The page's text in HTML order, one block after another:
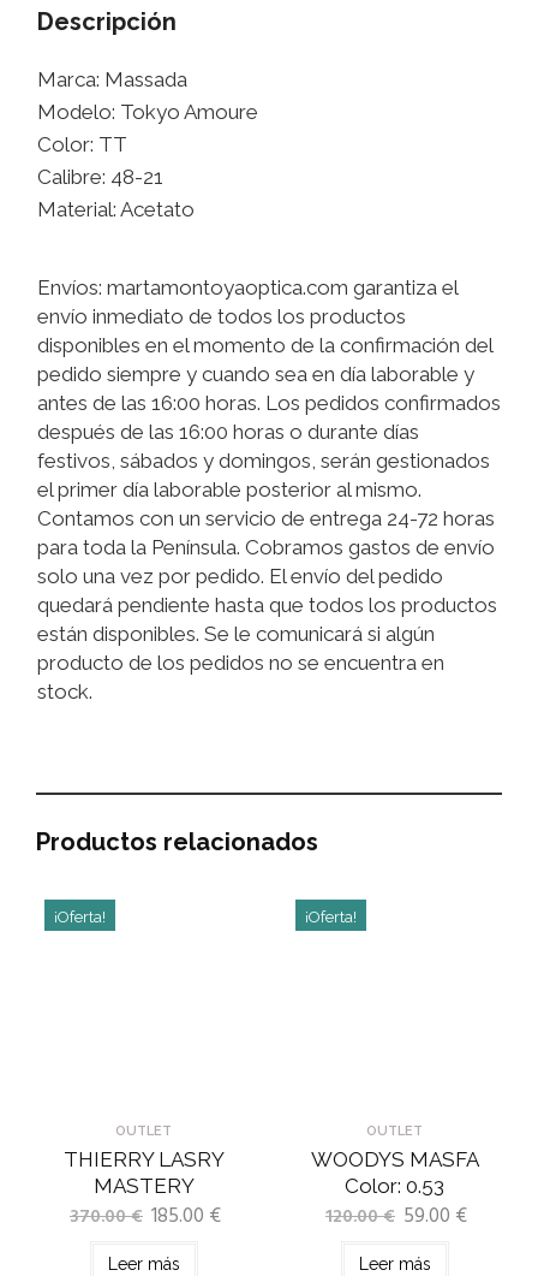
Descripción
Marca: Massada
Modelo: Tokyo Amoure
Color: TT
Calibre: 48-21
Material: Acetato
Envíos: martamontoyaoptica.com garantiza el
envío inmediato de todos los productos
disponibles en el momento de la confirmación del
pedido siempre y cuando sea en día laborable y
antes de las 16:00 horas. Los pedidos confirmados
después de las 16:00 horas o durante días
festivos, sábados y domingos, serán gestionados
el primer día laborable posterior al mismo.
Contamos con un servicio de entrega 24-72 horas
para toda la Península. Cobramos gastos de envío
solo una vez por pedido. El envío del pedido
quedará pendiente hasta que todos los productos
están disponibles. Se le comunicará si algún
producto de los pedidos no se encuentra en
stock.
Productos relacionados
OUTLET
THIERRY LASRY
MASTERY
370.00€ 185.00 €
¡Oferta!
Leer más
OUTLET
WOODYS MASFA
Color: 0.53
120.00€ 59.00 €
¡Oferta!
Leer más